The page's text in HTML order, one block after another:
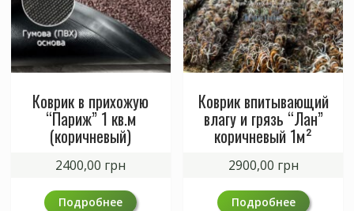
Коврик в прихожую
“Париж” 1 кв.м
(коричневый)
2400,00 грн
Подробнее
Коврик впитывающий
влагу и грязь “Лан”
коричневый 1м²
2900,00 грн
Подробнее